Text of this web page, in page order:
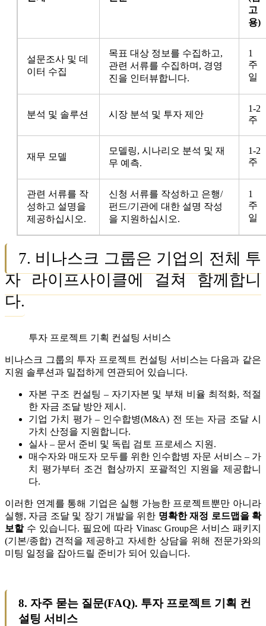
고
용)
설문조사 및 데
이터 수집
목표 대상 정보를 수집하고,
관련 서류를 수집하며, 경영
진을 인터뷰합니다.
1
주
일
분석 및 솔루션 시장 분석 및 투자 제안
1-2
주
재무 모델
모델링, 시나리오 분석 및 재
무 예측.
1-2
주
관련 서류를 작
성하고 설명을
제공하십시오.
신청 서류를 작성하고 은행/
펀드/기관에 대한 설명 작성
을 지원하십시오.
1
주
일
7. 비나스크 그룹은 기업의 전체 투
자 라이프사이클에 걸쳐 함께합니
다.
투자 프로젝트 기획 컨설팅 서비스
비나스크 그룹의 투자 프로젝트 컨설팅 서비스는 다음과 같은
지원 솔루션과 밀접하게 연관되어 있습니다.
자본 구조 컨설팅 – 자기자본 및 부채 비율 최적화, 적절
한 자금 조달 방안 제시.
기업 가치 평가 – 인수합병(M&A) 전 또는 자금 조달 시
가치 산정을 지원합니다.
실사 – 문서 준비 및 독립 검토 프로세스 지원.
매수자와 매도자 모두를 위한 인수합병 자문 서비스 – 가
치 평가부터 조건 협상까지 포괄적인 지원을 제공합니
다.
이러한 연계를 통해 기업은 실행 가능한 프로젝트뿐만 아니라
실행, 자금 조달 및 장기 개발을 위한 명확한 재정 로드맵을 확
보할 수 있습니다. 필요에 따라 Vinasc Group은 서비스 패키지
(기본/종합) 견적을 제공하고 자세한 상담을 위해 전문가와의
미팅 일정을 잡아드릴 준비가 되어 있습니다.
8. 자주 묻는 질문(FAQ). 투자 프로젝트 기획 컨
설팅 서비스